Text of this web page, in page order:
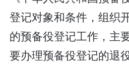
登记对象和条件，组织
的预备役登记工作，主
要办理预备役登记的退